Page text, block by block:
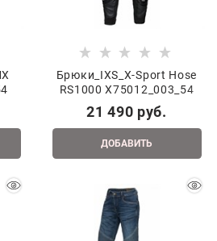
Брюки_IXS_X-Sport Hose
RS1000 X75012_003_54
21 490 руб.
ДОБАВИТЬ